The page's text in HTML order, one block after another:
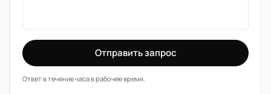
Отправить запрос
Ответ в течение часа в рабочее время.